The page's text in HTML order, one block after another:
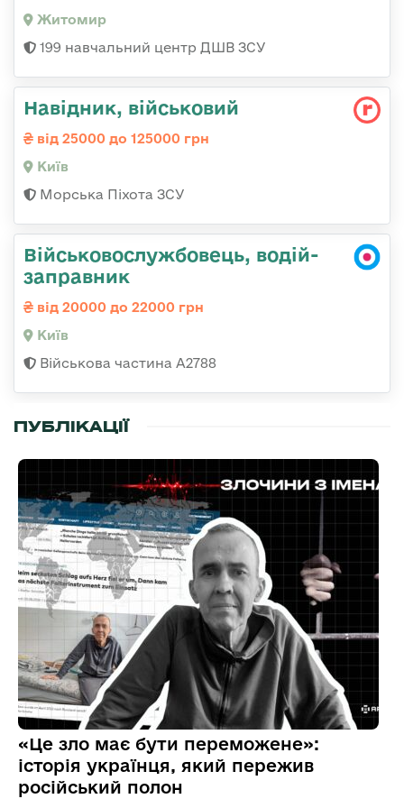
Житомир
199 навчальний центр ДШВ ЗСУ
Навідник, військовий
від 25000 до 125000 грн
Київ
Морська Піхота ЗСУ
Військовослужбовець, водій-
заправник
від 20000 до 22000 грн
Київ
Військова частина А2788
ПУБЛІКАЦІЇ
«Це зло має бути переможене»:
історія українця, який пережив
російський полон